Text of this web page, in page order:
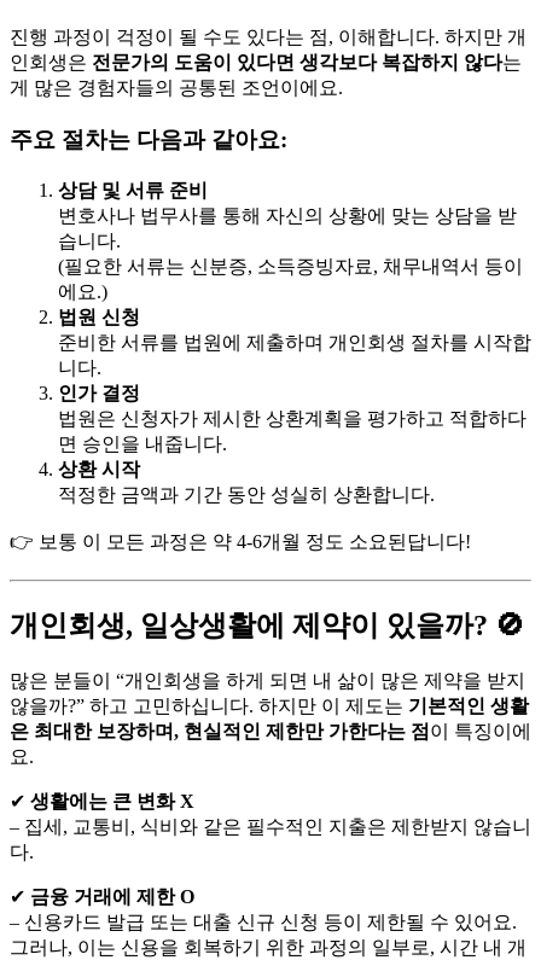
진행 과정이 걱정이 될 수도 있다는 점, 이해합니다. 하지만 개
인회생은 전문가의 도움이 있다면 생각보다 복잡하지 않다는
게 많은 경험자들의 공통된 조언이에요.
주요 절차는 다음과 같아요:
상담 및 서류 준비
변호사나 법무사를 통해 자신의 상황에 맞는 상담을 받
습니다.
(필요한 서류는 신분증, 소득증빙자료, 채무내역서 등이
에요.)
법원 신청
준비한 서류를 법원에 제출하며 개인회생 절차를 시작합
니다.
인가 결정
법원은 신청자가 제시한 상환계획을 평가하고 적합하다
면 승인을 내줍니다.
상환 시작
적정한 금액과 기간 동안 성실히 상환합니다.
👉 보통 이 모든 과정은 약 4-6개월 정도 소요된답니다!
개인회생, 일상생활에 제약이 있을까? 🚫
많은 분들이 “개인회생을 하게 되면 내 삶이 많은 제약을 받지
않을까?” 하고 고민하십니다. 하지만 이 제도는 기본적인 생활
은 최대한 보장하며, 현실적인 제한만 가한다는 점 이 특징이에
요.
✔ 생활에는 큰 변화 X
– 집세, 교통비, 식비와 같은 필수적인 지출은 제한받지 않습니
다.
✔ 금융 거래에 제한 O
– 신용카드 발급 또는 대출 신규 신청 등이 제한될 수 있어요.
그러나, 이는 신용을 회복하기 위한 과정의 일부로, 시간 내 개